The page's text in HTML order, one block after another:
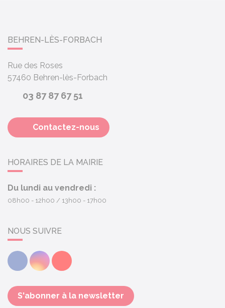
BEHREN-LÈS-FORBACH
Rue des Roses
57460 Behren-lès-Forbach
03 87 87 67 51
Contactez-nous
HORAIRES DE LA MAIRIE
Du lundi au vendredi :
08h00 - 12h00 13h00 - 17h00
NOUS SUIVRE
FacebookInstagramYoutube
S'abonner à la newsletter